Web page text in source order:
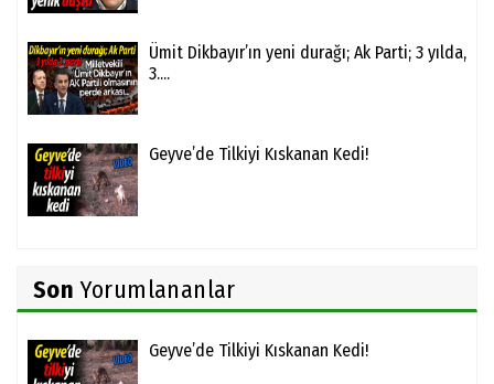
Ümit Dikbayır’ın yeni durağı; Ak Parti; 3 yılda,
3....
Geyve’de Tilkiyi Kıskanan Kedi!
Son Yorumlananlar
Geyve’de Tilkiyi Kıskanan Kedi!